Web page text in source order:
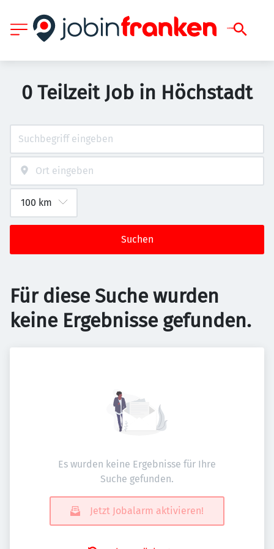
0 Teilzeit Job in Höchstadt
Suchen
Für diese Suche wurden
keine Ergebnisse gefunden.
Es wurden keine Ergebnisse für Ihre
Suche gefunden.
Jetzt Jobalarm aktivieren!